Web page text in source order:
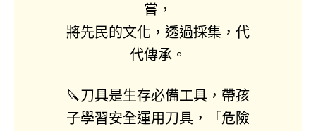
嘗，
將先民的文化，透過採集，代
代傳承。
🔪刀具是生存必備工具，帶孩
子學習安全運用刀具，「危險